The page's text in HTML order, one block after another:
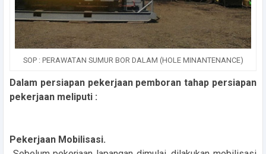
SOP : PERAWATAN SUMUR BOR DALAM (HOLE MINANTENANCE)
Dalam persiapan pekerjaan pemboran tahap persiapan
pekerjaan meliputi :
Pekerjaan Mobilisasi.